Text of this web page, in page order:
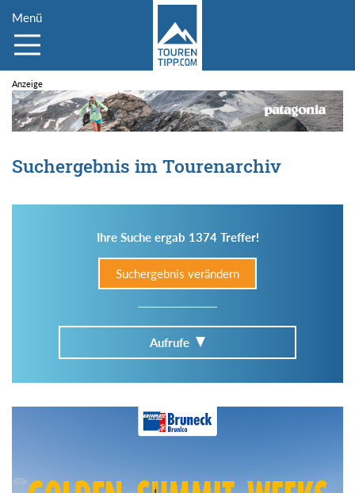
Menü
Suchergebnis im Tourenarchiv
Ihre Suche ergab 1374 Treffer!
Suchergebnis verändern
Aufrufe
Im Tourenarchiv suchen